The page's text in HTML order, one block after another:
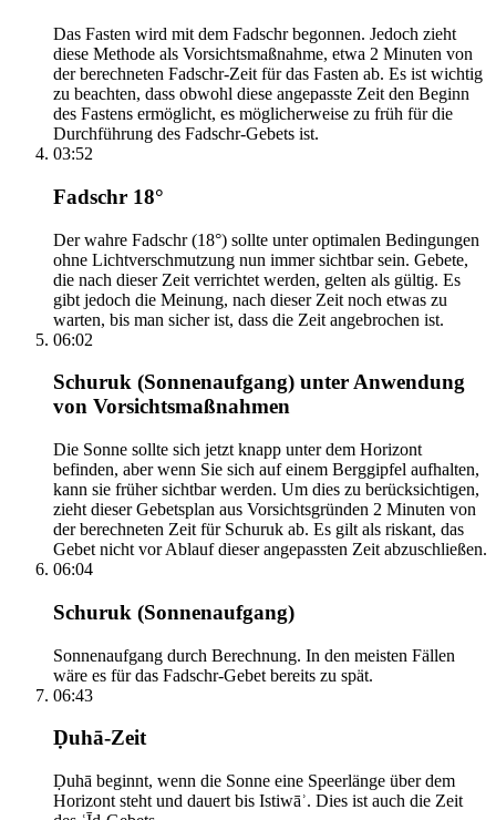
Das Fasten wird mit dem Fadschr begonnen. Jedoch zieht
diese Methode als Vorsichtsmaßnahme, etwa 2 Minuten von
der berechneten Fadschr-Zeit für das Fasten ab. Es ist wichtig
zu beachten, dass obwohl diese angepasste Zeit den Beginn
des Fastens ermöglicht, es möglicherweise zu früh für die
Durchführung des Fadschr-Gebets ist.
03:52
Fadschr 18°
Der wahre Fadschr (18°) sollte unter optimalen Bedingungen
ohne Lichtverschmutzung nun immer sichtbar sein. Gebete,
die nach dieser Zeit verrichtet werden, gelten als gültig. Es
gibt jedoch die Meinung, nach dieser Zeit noch etwas zu
warten, bis man sicher ist, dass die Zeit angebrochen ist.
06:02
Schuruk (Sonnenaufgang) unter Anwendung
von Vorsichtsmaßnahmen
Die Sonne sollte sich jetzt knapp unter dem Horizont
befinden, aber wenn Sie sich auf einem Berggipfel aufhalten,
kann sie früher sichtbar werden. Um dies zu berücksichtigen,
zieht dieser Gebetsplan aus Vorsichtsgründen 2 Minuten von
der berechneten Zeit für Schuruk ab. Es gilt als riskant, das
Gebet nicht vor Ablauf dieser angepassten Zeit abzuschließen.
06:04
Schuruk (Sonnenaufgang)
Sonnenaufgang durch Berechnung. In den meisten Fällen
wäre es für das Fadschr-Gebet bereits zu spät.
06:43
Ḍuhā-Zeit
Ḍuhā beginnt, wenn die Sonne eine Speerlänge über dem
Horizont steht und dauert bis Istiwāʾ. Dies ist auch die Zeit